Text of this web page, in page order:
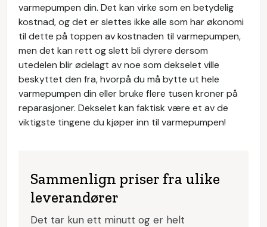
varmepumpen din. Det kan virke som en betydelig
kostnad, og det er slettes ikke alle som har økonomi
til dette på toppen av kostnaden til varmepumpen,
men det kan rett og slett bli dyrere dersom
utedelen blir ødelagt av noe som dekselet ville
beskyttet den fra, hvorpå du må bytte ut hele
varmepumpen din eller bruke flere tusen kroner på
reparasjoner. Dekselet kan faktisk være et av de
viktigste tingene du kjøper inn til varmepumpen!
Sammenlign priser fra ulike
leverandører
Det tar kun ett minutt og er helt